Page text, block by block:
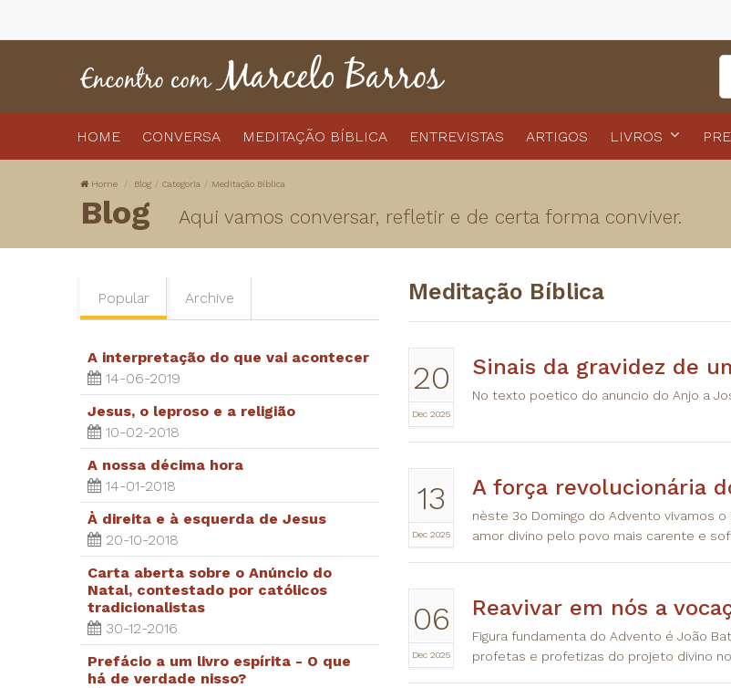
HOME CONVERSA MEDITAÇÃO BÍBLICA ENTREVISTAS ARTIGOS LIVROS
Home Blog Categoria Meditação Bíblica
Blog Aqui vamos conversar, refletir e de certa forma conviver.
Popular Archive
A interpretação do que vai acontecer
14-06-2019
Jesus, o leproso e a religião
10-02-2018
A nossa décima hora
14-01-2018
À direita e à esquerda de Jesus
20-10-2018
Carta aberta sobre o Anúncio do
Natal, contestado por católicos
tradicionalistas
30-12-2016
Prefácio a um livro espírita - O que
há de verdade nisso?
Meditação Bíblica
20
Dec 2025
Sinais da gravidez de
No texto poetico do anuncio do Anjo a
13
Dec 2025
A força revolucionária
nèste 3o Domingo do Advento vivamos
amor divino pelo povo mais carente e
06
Dec 2025
Reavivar em nós a
Figura fundamenta do Advento é João
profetas e profetizas do projeto divino